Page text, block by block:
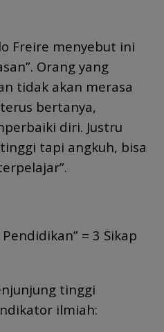
Freire menyebut ini
Orang yang
tidak akan merasa
bertanya,
diri. Justru
tapi angkuh, bisa
= 3 Sikap
tinggi
ilmiah: